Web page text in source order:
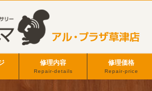
修理内容
Repair-details
修理価格
Repair-price